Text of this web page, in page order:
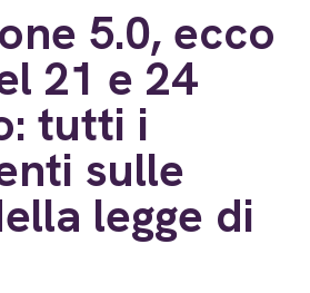
5.0, ecco
21 e 24
tutti i
sulle
legge di